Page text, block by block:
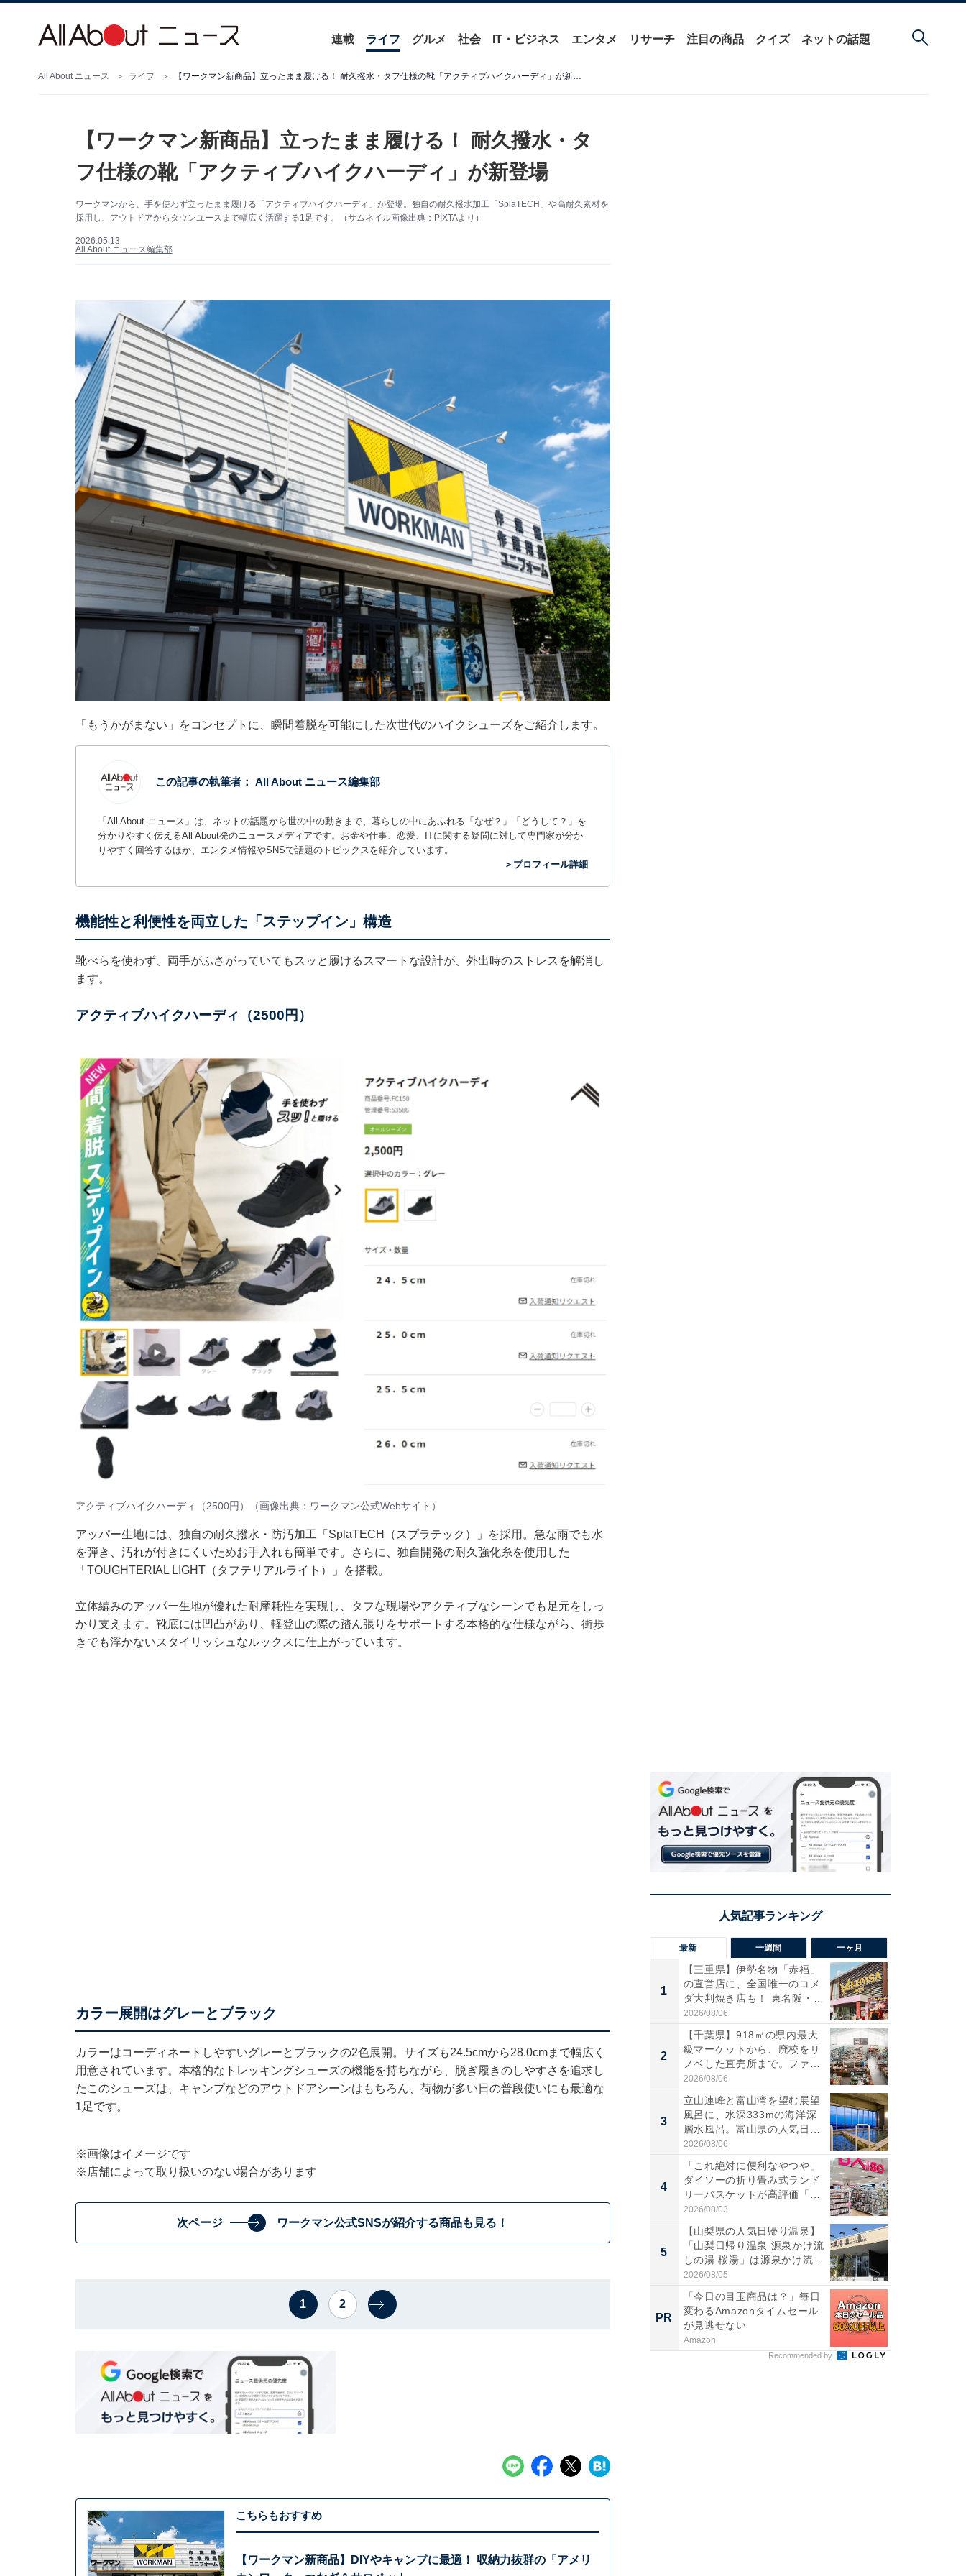
連載 ライフ グルメ 社会 IT・ビジネス エンタメ リサーチ 注目の商品 クイズ ネットの話題
All About ニュース ライフ 【ワークマン新商品】立ったまま履ける！ 耐久撥水・タフ仕様の靴「アクティブハイクハーディ」が新登場
【ワークマン新商品】立ったまま履ける！ 耐久撥水・タ
フ仕様の靴「アクティブハイクハーディ」が新登場
ワークマンから、手を使わず立ったまま履ける「アクティブハイクハーディ」が登場。独自の耐久撥水加工「SplaTECH」や高耐久素材を
採用し、アウトドアからタウンユースまで幅広く活躍する1足です。（サムネイル画像出典：PIXTAより）
2026.05.13
All About ニュース編集部
「もうかがまない」をコンセプトに、瞬間着脱を可能にした次世代のハイクシューズをご紹介します。
この記事の執筆者： All About ニュース編集部
「All About ニュース」は、ネットの話題から世の中の動きまで、暮らしの中にあふれる「なぜ？」「どうして？」を
分かりやすく伝えるAll About発のニュースメディアです。お金や仕事、恋愛、ITに関する疑問に対して専門家が分か
りやすく回答するほか、エンタメ情報やSNSで話題のトピックスを紹介しています。
＞プロフィール詳細
機能性と利便性を両立した「ステップイン」構造
靴べらを使わず、両手がふさがっていてもスッと履けるスマートな設計が、外出時のストレスを解消し
ます。
アクティブハイクハーディ（2500円）
アクティブハイクハーディ（2500円）（画像出典： ワークマン公式Webサイト ）
アッパー生地には、独自の耐久撥水・防汚加工「SplaTECH（スプラテック）」を採用。急な雨でも水
を弾き、汚れが付きにくいためお手入れも簡単です。さらに、独自開発の耐久強化糸を使用した
「TOUGHTERIAL LIGHT（タフテリアルライト）」を搭載。
立体編みのアッパー生地が優れた耐摩耗性を実現し、タフな現場やアクティブなシーンでも足元をしっ
かり支えます。靴底には凹凸があり、軽登山の際の踏ん張りをサポートする本格的な仕様ながら、街歩
きでも浮かないスタイリッシュなルックスに仕上がっています。
カラー展開はグレーとブラック
カラーはコーディネートしやすいグレーとブラックの2色展開。サイズも24.5cmから28.0cmまで幅広く
用意されています。本格的なトレッキングシューズの機能を持ちながら、脱ぎ履きのしやすさを追求し
たこのシューズは、キャンプなどのアウトドアシーンはもちろん、荷物が多い日の普段使いにも最適な
1足です。
※画像はイメージです
※店舗によって取り扱いのない場合があります
次ページ ワークマン公式SNSが紹介する商品も見る！
1 2
こちらもおすすめ
【ワークマン新商品】DIYやキャンプに最適！ 収納力抜群の「アメリ
最新 一週間 一ヶ月
1
【三重県】伊勢名物「赤福」
の直営店に、全国唯一のコメ
ダ大判焼き店も！ 東名阪・
伊...
2026/08/06
2
【千葉県】918㎡の県内最大
級マーケットから、廃校をリ
ノベした直売所まで。ファ
ー...
2026/08/06
3
立山連峰と富山湾を望む展望
風呂に、水深333mの海洋深
層水風呂。富山県の人気日
帰...
2026/08/06
4
「これ絶対に便利なやつや」
ダイソーの折り畳み式ランド
リーバスケットが高評価「使
わ...
2026/08/03
5
【山梨県の人気日帰り温泉】
「山梨日帰り温泉 源泉かけ流
しの湯 桜湯」は源泉かけ流...
2026/08/05
PR
「今日の目玉商品は？」毎日
変わるAmazonタイムセール
が見逃せない
Amazon
Recommended by